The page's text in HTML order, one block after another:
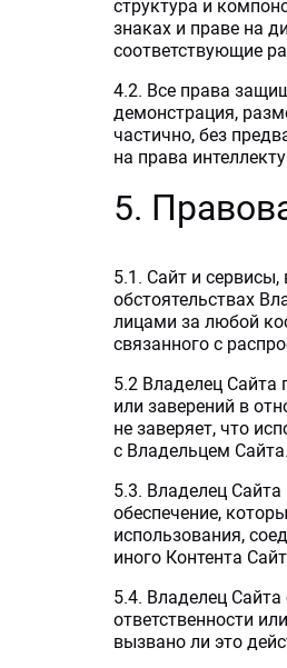
структура и
знаках и праве на
соответствующие
4.2. Все права
демонстрация,
частично, без
на права
5.
5.1. Сайт и
обстоятельствах
лицами за любой
связанного с
5.2 Владелец Сайта
или заверений в
не заверяет, что
с Владельцем Сайта.
5.3. Владелец
обеспечение,
использования,
иного Контента
5.4. Владелец
ответственности
вызвано ли это